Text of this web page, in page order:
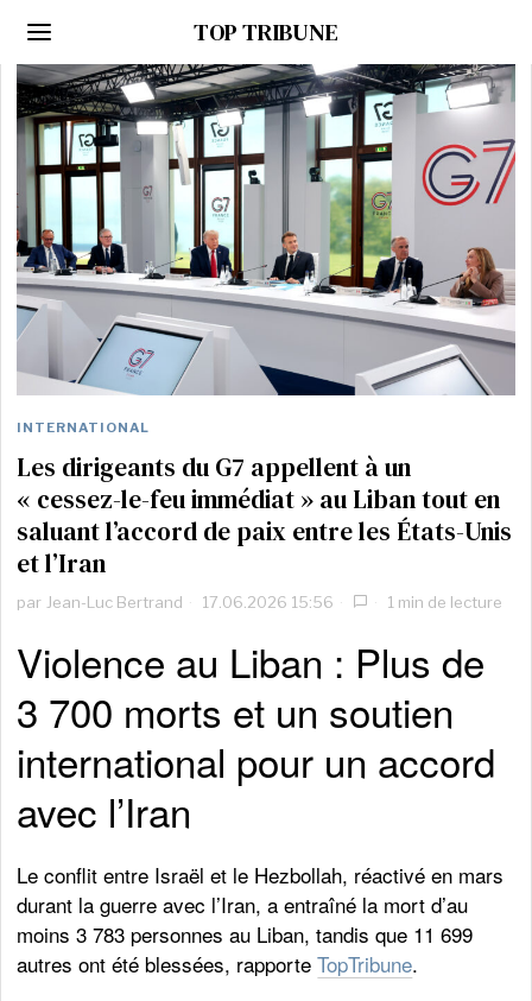
TOP TRIBUNE
INTERNATIONAL
Les dirigeants du G7 appellent à un
« cessez-le-feu immédiat » au Liban tout en
saluant l’accord de paix entre les États-Unis
et l’Iran
par Jean-Luc Bertrand 17.06.2026 15:56 1 min de lecture
Violence au Liban : Plus de
3 700 morts et un soutien
international pour un accord
avec l’Iran
Le conflit entre Israël et le Hezbollah, réactivé en mars
durant la guerre avec l’Iran, a entraîné la mort d’au
moins 3 783 personnes au Liban, tandis que 11 699
autres ont été blessées, rapporteTopTribune.